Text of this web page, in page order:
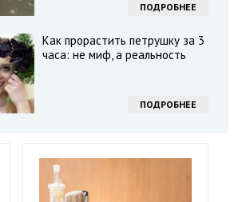
ПОДРОБНЕЕ
Как прорастить петрушку за 3
часа: не миф, а реальность
ПОДРОБНЕЕ